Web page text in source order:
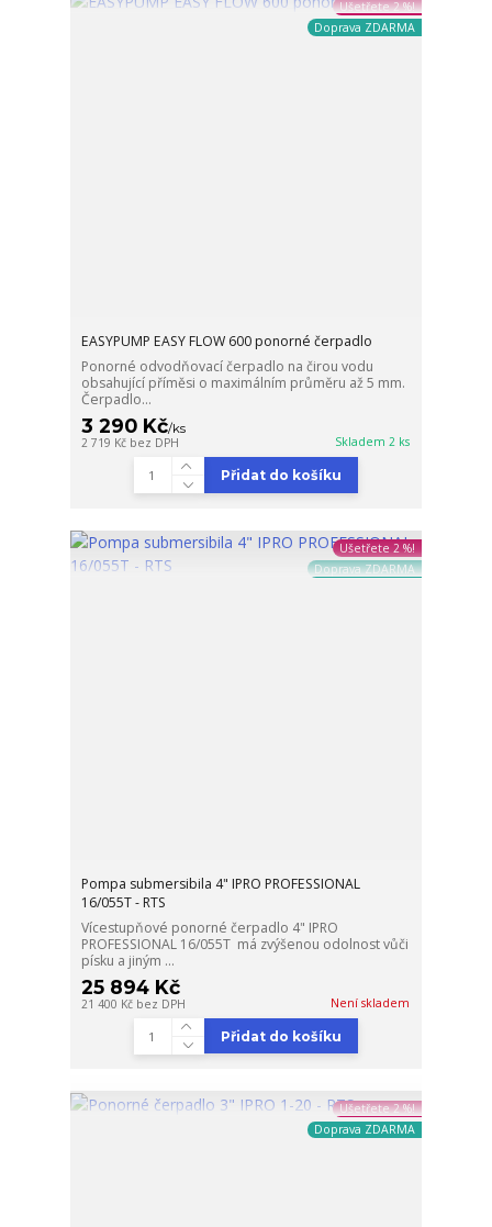
Ušetřete 2 %!
Doprava ZDARMA
EASYPUMP EASY FLOW 600 ponorné čerpadlo
Ponorné odvodňovací čerpadlo na čirou vodu
obsahující příměsi o maximálním průměru až 5 mm.
Čerpadlo...
3 290 Kč/ks
2 719 Kč bez DPH Skladem 2 ks
Přidat do košíku
Ušetřete 2 %!
Doprava ZDARMA
Pompa submersibila 4" IPRO PROFESSIONAL
16/055T - RTS
Vícestupňové ponorné čerpadlo 4" IPRO
PROFESSIONAL 16/055T má zvýšenou odolnost vůči
písku a jiným ...
25 894 Kč
21 400 Kč bez DPH Není skladem
Přidat do košíku
Ušetřete 2 %!
Doprava ZDARMA